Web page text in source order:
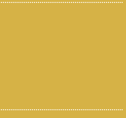
Kultur & Musik